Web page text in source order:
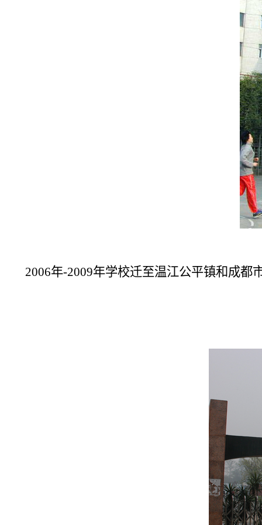
2006年-2009年学校迁至温江公平镇和成都